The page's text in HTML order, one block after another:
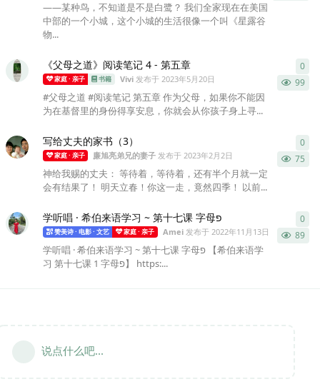
——某种鸟，不知道是不是白鹭？ 我们全家现在在美国
中部的一个小城，这个小城的生活很像一个叫《星露谷
物...
《父母之道》阅读笔记 4 - 第五章
家庭 · 亲子 书籍 Vivi发布于 2023年5月20日 99
#父母之道 #阅读笔记 第五章 作为父母，如果你不能因
为在基督里的身份得享安息，你就会从你孩子身上寻...
0
写给丈夫的家书（3）
家庭 · 亲子 廉旭亮弟兄的妻子 发布于2023年2月2日 75
神给我赐的丈夫： 等待着，等待着，还有半个月就一定
会有结果了！ 明天立春！你这一走，竟然四季！ 以前...
0
学听唱 · 希伯来语学习 ~ 第十七课 字母פ
赞美诗 · 电影 · 文艺 家庭 · 亲子 Amei发布于 2022年11月13日 89
学听唱 · 希伯来语学习 ~ 第十七课 字母פ 【希伯来语学
习 第十七课 1 字母פ】 https:...
0
说点什么吧...